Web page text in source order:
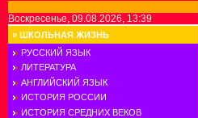
Воскресенье, 09.08.2026, 13:39
» ШКОЛЬНАЯ ЖИЗНЬ
РУССКИЙ ЯЗЫК
ЛИТЕРАТУРА
АНГЛИЙСКИЙ ЯЗЫК
ИСТОРИЯ РОССИИ
ИСТОРИЯ СРЕДНИХ ВЕКОВ